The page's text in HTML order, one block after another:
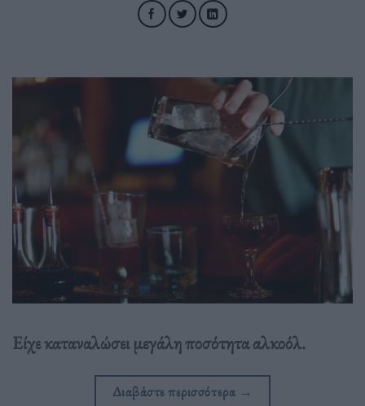
Είχε καταναλώσει μεγάλη ποσότητα αλκοόλ.
Διαβάστε περισσότερα →